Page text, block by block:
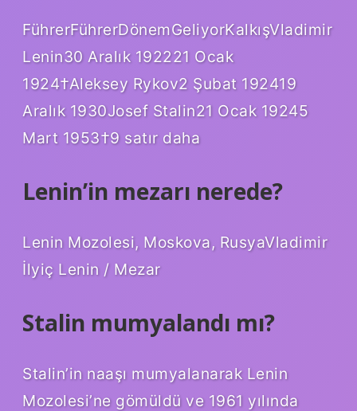
FührerFührerDönemGeliyorKalkışVladimir
Lenin30 Aralık 192221 Ocak
1924†Aleksey Rykov2 Şubat 192419
Aralık 1930Josef Stalin21 Ocak 19245
Mart 1953†9 satır daha
Lenin’in mezarı nerede?
Lenin Mozolesi, Moskova, RusyaVladimir
İlyiç Lenin / Mezar
Stalin mumyalandı mı?
Stalin’in naaşı mumyalanarak Lenin
Mozolesi’ne gömüldü ve 1961 yılında